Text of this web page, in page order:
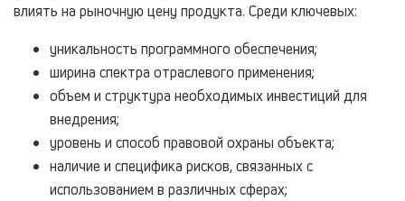
влиять на рыночную цену продукта. Среди ключевых:
уникальность программного обеспечения;
ширина спектра отраслевого применения;
объем и структура необходимых инвестиций для
внедрения;
уровень и способ правовой охраны объекта;
наличие и специфика рисков, связанных с
использованием в различных сферах;